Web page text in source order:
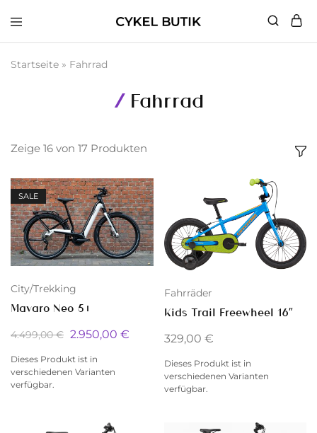
Butik
Startseite » Fahrrad
Fahrrad
Zeige 16 von 17 Produkten
SALE
City/Trekking
Mavaro Neo 5+
4.499,00€ 2.950,00 €
Dieses Produkt ist in
verschiedenen Varianten
verfügbar.
Fahrräder
Kids Trail Freewheel 16″
329,00 €
Dieses Produkt ist in
verschiedenen Varianten
verfügbar.